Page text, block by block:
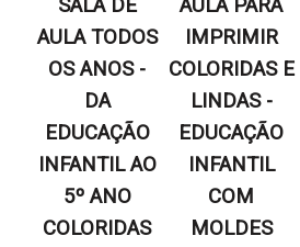
SALA DE
AULA TODOS
OS ANOS -
DA
EDUCAÇÃO
INFANTIL AO
5º ANO
COLORIDAS
AULA PARA
IMPRIMIR
COLORIDAS E
LINDAS -
EDUCAÇÃO
INFANTIL
COM
MOLDES